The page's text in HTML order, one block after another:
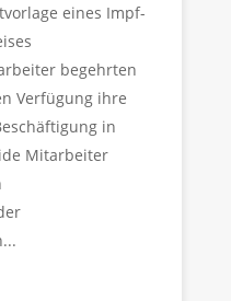
eines Impf-
begehrten
Verfügung ihre
in
Mitarbeiter